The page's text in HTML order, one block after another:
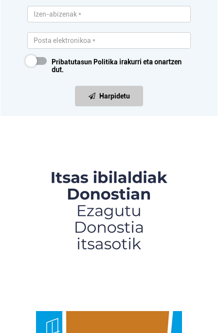
Pribatutasun Politika irakurri eta onartzen
dut.
Harpidetu